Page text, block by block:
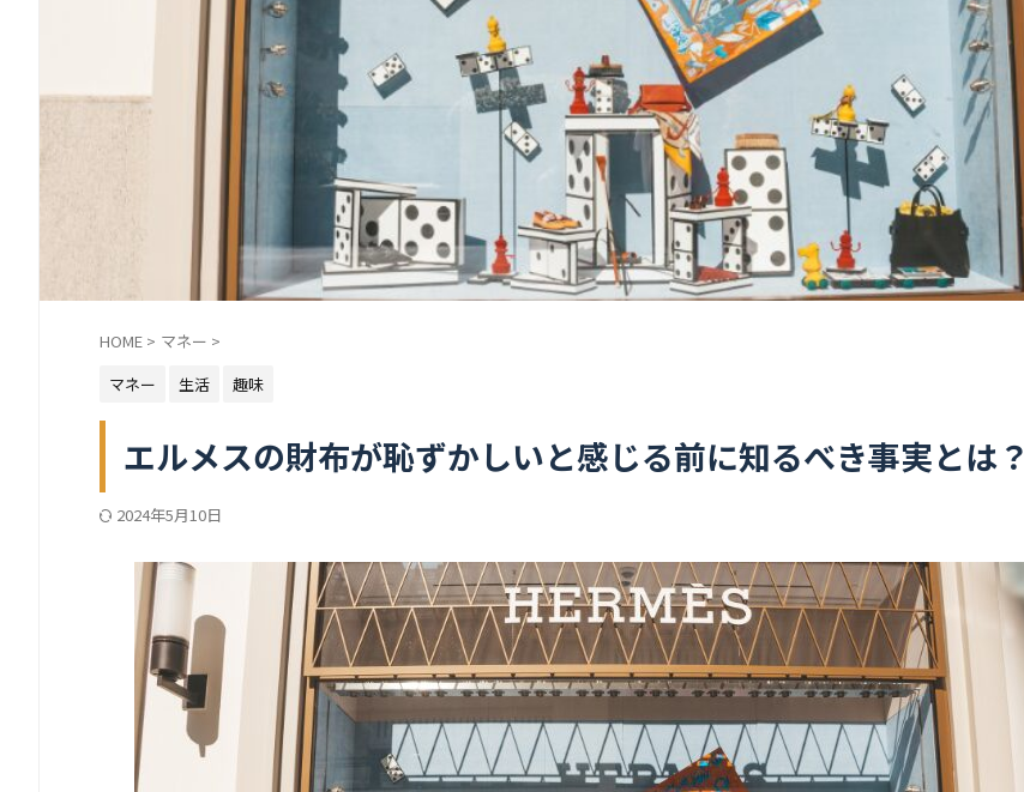
HOME > マネー >
マネー
生活 趣味
エルメスの財布が恥ずかしいと感じる前に知るべき事実とは？
2024年5月10日